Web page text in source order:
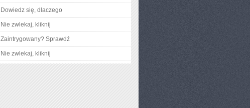
Dowiedz się, dlaczego
Nie zwlekaj, kliknij
Zaintrygowany? Sprawdź
Nie zwlekaj, kliknij